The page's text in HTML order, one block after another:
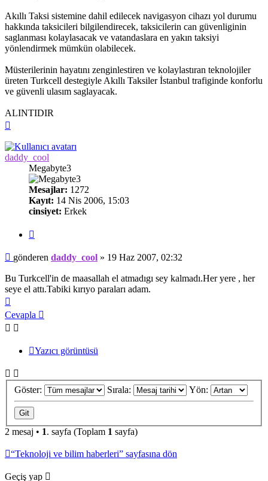
Akıllı Taksi sistemine dahil edilecek navigasyon cihazı yol durumu
hakkında taksicileri bilgilendirecek, taksicilerin can güvenliginin
saglanması kolaylasacak ve vatandaslara en yakın taksiyi
yönlendirmek mümkün olabilecek.
Müsterilerinin hayatını zenginlestiren ve kolaylastıran teknolojiler
üreten Turkcell destegiyle Akıllı Taksiler İstanbul trafiginde konforlu
ve güvenli ulasım saglayacak.
ALINTIDIR
daddy_cool
Megabyte3
Mesajlar: 1272
Kayıt: 14 Nis 2006, 15:03
cinsiyet: Erkek
Mesaj
gönderen daddy_cool » 19 Haz 2007, 02:32
Bu Turkcell'in de maasallah el atmadıgı sey kalmadı.Her yere , her
seye el attı.Tabiki kırıyo paraları adam.
dön
Cevapla
Yazıcı görüntüsü
Göster: Sırala: Yön:
2 mesaj • 1. sayfa (Toplam 1 sayfa)
“Teknoloji ve bilim haberleri” sayfasına dön
Geçiş yap